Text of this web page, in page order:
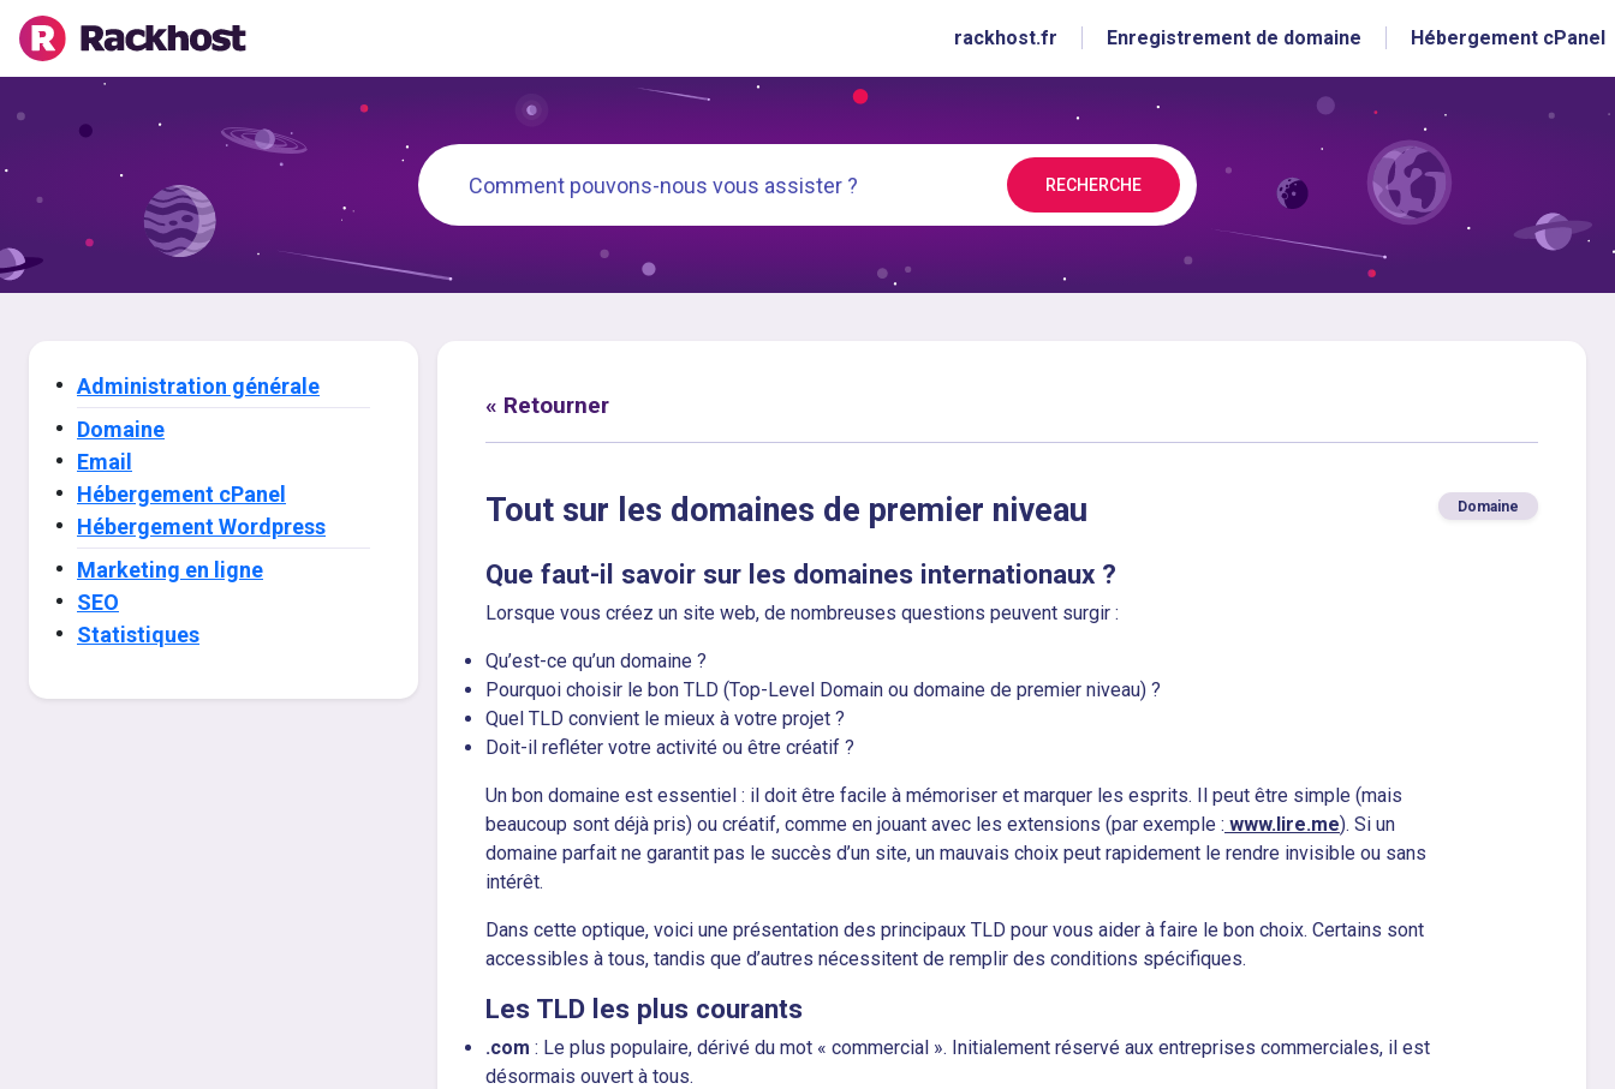
rackhost.fr Enregistrement de domaine Hébergement cPanel
RECHERCHE
Administration générale
Domaine
Email
Hébergement cPanel
Hébergement Wordpress
Marketing en ligne
SEO
Statistiques
« Retourner
Tout sur les domaines de premier niveau Domaine
Que faut-il savoir sur les domaines internationaux ?
Lorsque vous créez un site web, de nombreuses questions peuvent surgir :
Qu’est-ce qu’un domaine ?
Pourquoi choisir le bon TLD (Top-Level Domain ou domaine de premier niveau) ?
Quel TLD convient le mieux à votre projet ?
Doit-il refléter votre activité ou être créatif ?
Un bon domaine est essentiel : il doit être facile à mémoriser et marquer les esprits. Il peut être simple (mais
beaucoup sont déjà pris) ou créatif, comme en jouant avec les extensions (par exemple : www.lire.me). Si un
domaine parfait ne garantit pas le succès d’un site, un mauvais choix peut rapidement le rendre invisible ou sans
intérêt.
Dans cette optique, voici une présentation des principaux TLD pour vous aider à faire le bon choix. Certains sont
accessibles à tous, tandis que d’autres nécessitent de remplir des conditions spécifiques.
Les TLD les plus courants
.com : Le plus populaire, dérivé du mot « commercial ». Initialement réservé aux entreprises commerciales, il est
désormais ouvert à tous.